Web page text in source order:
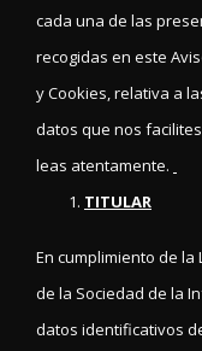
cada una de las
recogidas en este
y Cookies, relativa a
datos que nos
leas atentamente.
TITULAR
En cumplimiento de la
de la Sociedad de la
datos identificativos